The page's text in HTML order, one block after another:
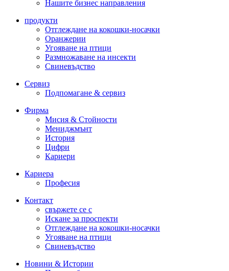
Нашите бизнес направления
продукти
Отглеждане на кокошки-носачки
Оранжерии
Угояване на птици
Размножаване на инсекти
Свиневъдство
Сервиз
Подпомагане & сервиз
Фирма
Мисия & Стойности
Мениджмънт
История
Цифри
Кариери
Кариера
Професия
Контакт
свържете се с
Искане за проспекти
Отглеждане на кокошки-носачки
Угояване на птици
Свиневъдство
Новини & Истории